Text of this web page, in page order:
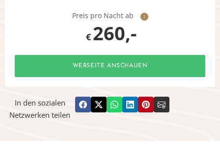
Preis pro Nacht ab ?
€ 260,-
WEBSEITE ANSCHAUEN
In den sozialen
Netzwerken teilen